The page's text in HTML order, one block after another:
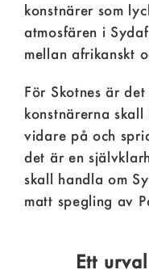
konstnärer som
atmosfären i
mellan afrikanskt
För Skotnes är
konstnärerna
vidare på och
det är en
skall handla om
matt spegling av
Ett